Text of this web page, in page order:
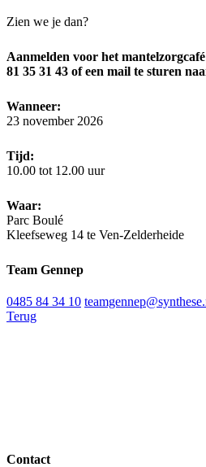
Zien we je dan?
Aanmelden voor het
81 35 31 43 of een mail te sturen
Wanneer:
23 november 2026
Tijd:
10.00 tot 12.00 uur
Waar:
Parc Boulé
Kleefseweg 14 te Ven-Zelderheide
Team Gennep
0485 84 34 10
Terug
Contact